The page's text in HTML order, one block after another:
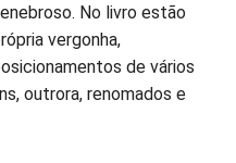
No livro estão
vergonha,
de vários
outrora, renomados e